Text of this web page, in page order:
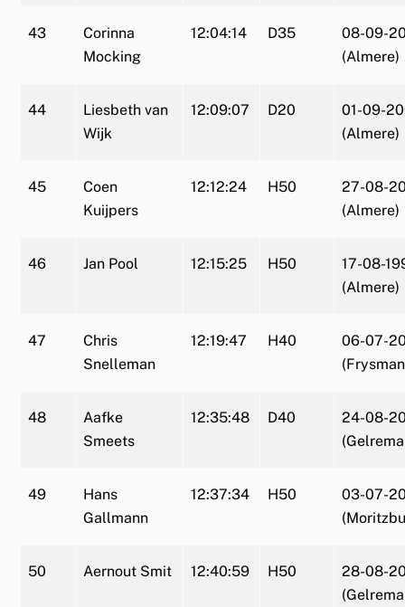
43
Corinna
Mocking
12:04:14 D35
08-09-
(Almere)
44
Liesbeth van
Wijk
12:09:07 D20
01-09-
(Almere)
45
Coen
Kuijpers
12:12:24 H50
27-08-
(Almere)
46 Jan Pool 12:15:25 H50
17-08-
(Almere)
47
Chris
Snelleman
12:19:47 H40
06-07-
48
Aafke
Smeets
12:35:48 D40
24-08-
49
Hans
Gallmann
12:37:34 H50
03-07-
50 Aernout Smit 12:40:59 H50
28-08-